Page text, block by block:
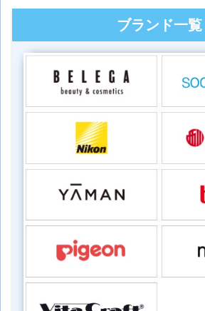
ブランド一覧